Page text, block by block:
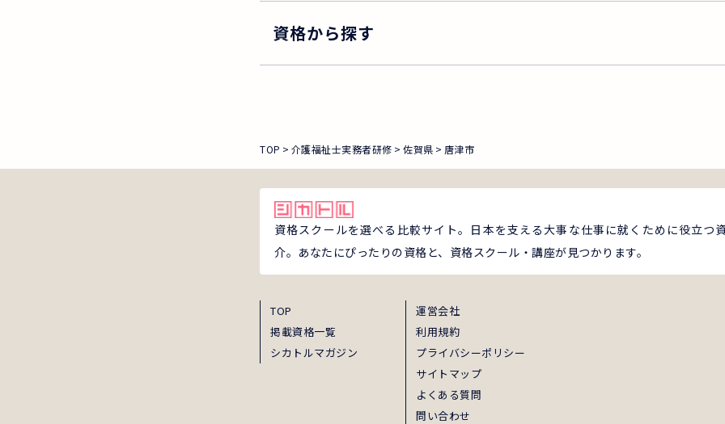
資格から探す
TOP 介護福祉士実務者研修 佐賀県 唐津市
資格スクールを選べる比較サイト。日本を支える大事な仕事に就くために役立つ
介。あなたにぴったりの資格と、資格スクール・講座が見つかります。
TOP
掲載資格一覧
シカトルマガジン
運営会社
利用規約
プライバシーポリシー
サイトマップ
よくある質問
問い合わせ